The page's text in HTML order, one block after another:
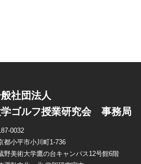
般社団法人
学ゴルフ授業研究会 事務局
0032
都小平市小川町1-736
野美術大学鷹の台キャンパス12号館6階